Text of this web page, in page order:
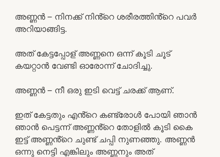
അണ്ണൻ – നിനക്ക് നിൻ്റെ ശരീരത്തിൻ്റെ പവർ
അറിയാങ്ങിട്ട.
അത് കേട്ടപ്പോള് അണ്ണനെ ഒന്ന് കൂടി ചൂട്
കയറ്റാൻ വേണ്ടി ഓരോന്ന് ചോദിച്ചു.
അണ്ണൻ – നീ ഒരു ഇടി വെട്ട് ചരക്ക് ആണ്.
ഇത് കേട്ടതും എൻ്റെ കണ്ട്രോൾ പോയി ഞാൻ
ഞാൻ പെട്ടന്ന് അണ്ണൻ്റെ തോളിൽ കൂടി കൈ
ഇട്ട് അണ്ണൻ്റെ ചുണ്ട് ചപ്പി നുണഞ്ഞു. അണ്ണൻ
ഒന്നു നെട്ടി എങ്കിലും അണ്ണനും അത്